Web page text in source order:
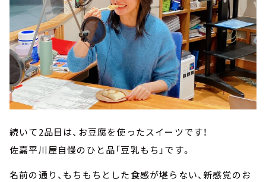
続いて2品目は、お豆腐を使ったスイーツです！
佐嘉平川屋自慢のひと品「豆乳もち」です。
名前の通り、もちもちとした食感が堪らない、新感覚のお